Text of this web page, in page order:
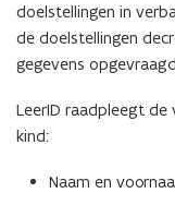
doelstellingen in
de doelstellingen
gegevens
LeerID raadpleegt de
kind:
Naam en